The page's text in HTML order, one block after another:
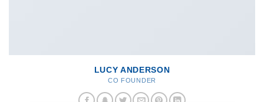
LUCY ANDERSON
CO FOUNDER